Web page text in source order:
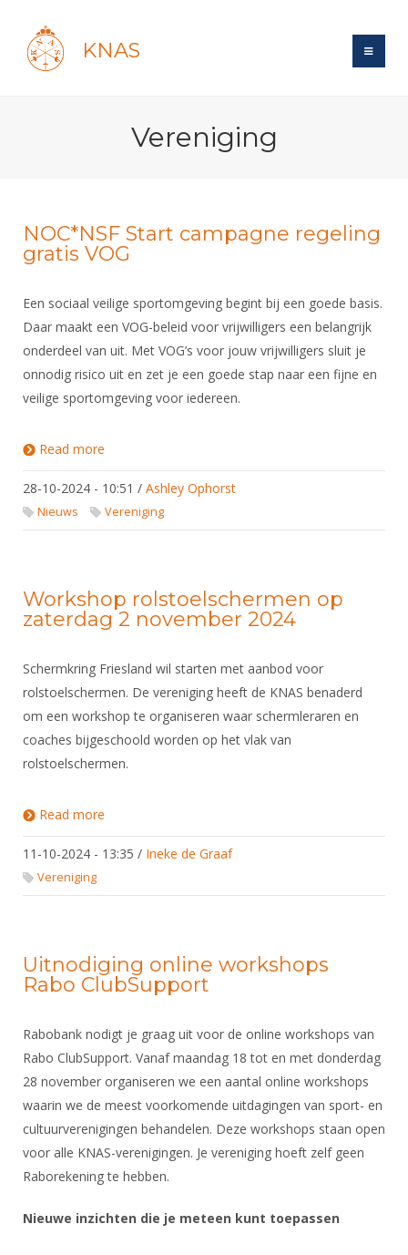
KNAS
Polls
Maandelijks archief
Evenement
Gebruiksvoorwaarden
Handleiding
Historie
Lidmaatschap
Reglementen
Ledencijfers
Sponsors en Partners
Bestuur
Commissies
Vacatures
Contact
Samenwerking
Formulieren
Alle Verenigingen
Nieuws
Verenigingsondersteuning
Overschrijven leden
Introductie
Veteranen
Lichtzwaardschermen
Wedstrijdsport
Inschrijven
Materiaal
Rolstoelschermen
KNAS Keurmerk
NK's
JPT
Veteranenwedstrijden
Wedstrijdorganisatie
Nieuws
Scheidsrechterslijst
Import inschrijvingen uit Nahouw
Verwerk wedstrijduitslagen
NK organiseren
Promotie en logo
Geschiedenis van het schermen
Wat is topsport
Nieuws
NK's
Oranje
DBT
FBT
Talentontwikkeling
Internationale Titeltoernooien
Informatie
Voor de jeugd
Ouders en vereniging
Jeugdkampen
Voor coaches en leraren
Nieuws
Opleidingen
Voor scheidsrechters
Nieuws
Scheidsrechterslijst
Opleidingen
Archief
Bibliotheek
Forums
Forums
Schermforum
Zoek Vereniging
Contact
Vereniging
NOC*NSF Start campagne regeling
gratis VOG
Een sociaal veilige sportomgeving begint bij een goede basis.
Daar maakt een VOG-beleid voor vrijwilligers een belangrijk
onderdeel van uit. Met VOG’s voor jouw vrijwilligers sluit je
onnodig risico uit en zet je een goede stap naar een fijne en
veilige sportomgeving voor iedereen.
Read more
28-10-2024 - 10:51 / Ashley Ophorst
Nieuws Vereniging
Workshop rolstoelschermen op
zaterdag 2 november 2024
Schermkring Friesland wil starten met aanbod voor
rolstoelschermen. De vereniging heeft de KNAS benaderd
om een workshop te organiseren waar schermleraren en
coaches bijgeschoold worden op het vlak van
rolstoelschermen.
Read more
11-10-2024 - 13:35 / Ineke de Graaf
Vereniging
Uitnodiging online workshops
Rabo ClubSupport
Rabobank nodigt je graag uit voor de online workshops van
Rabo ClubSupport. Vanaf maandag 18 tot en met donderdag
28 november organiseren we een aantal online workshops
waarin we de meest voorkomende uitdagingen van sport- en
cultuurverenigingen behandelen. Deze workshops staan open
voor alle KNAS-verenigingen. Je vereniging hoeft zelf geen
Raborekening te hebben.
Nieuwe inzichten die je meteen kunt toepassen